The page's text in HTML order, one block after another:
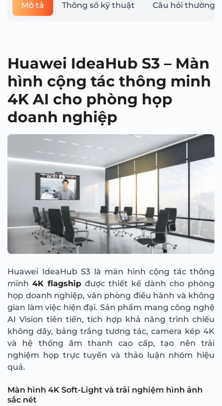
Mô tả Thông số kỹ thuật Câu hỏi thường
Huawei IdeaHub S3 – Màn
hình cộng tác thông minh
4K AI cho phòng họp
doanh nghiệp
Huawei IdeaHub S3 là màn hình cộng tác thông
minh 4K flagship được thiết kế dành cho phòng
họp doanh nghiệp, văn phòng điều hành và không
gian làm việc hiện đại. Sản phẩm mang công nghệ
AI Vision tiên tiến, tích hợp khả năng trình chiếu
không dây, bảng trắng tương tác, camera kép 4K
và hệ thống âm thanh cao cấp, tạo nên trải
nghiệm họp trực tuyến và thảo luận nhóm hiệu
quả.
Màn hình 4K Soft-Light và trải nghiệm hình ảnh
sắc nét